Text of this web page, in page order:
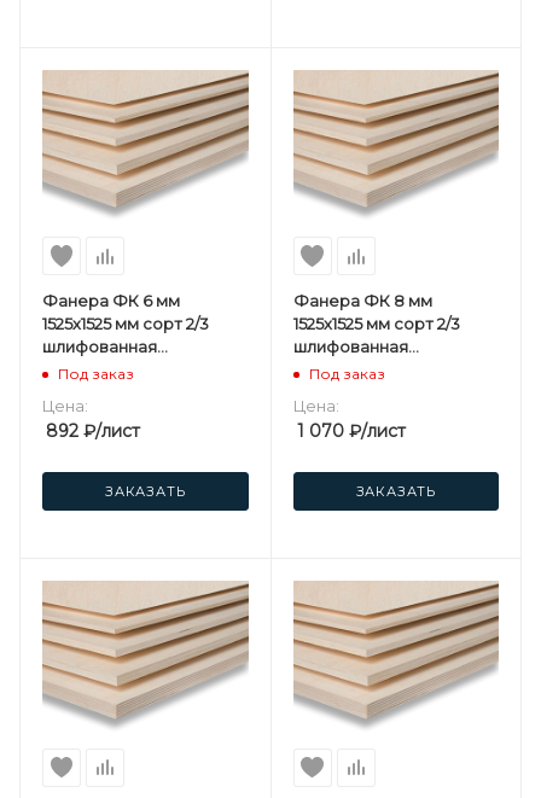
Фанера ФК 6 мм
1525х1525 мм сорт 2/3
шлифованная
березовая
Под заказ
Цена:
892 ₽/лист
ЗАКАЗАТЬ
Фанера ФК 8 мм
1525х1525 мм сорт 2/3
шлифованная
березовая
Под заказ
Цена:
1 070₽/лист
ЗАКАЗАТЬ